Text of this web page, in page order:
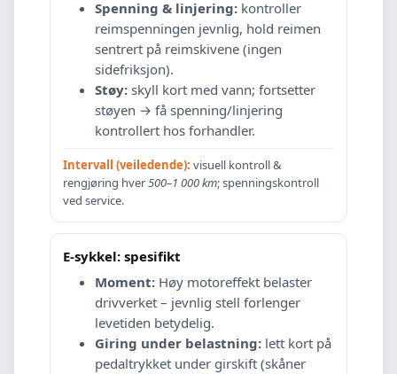
Spenning & linjering: kontroller
reimspenningen jevnlig, hold reimen
sentrert på reimskivene (ingen
sidefriksjon).
Støy: skyll kort med vann; fortsetter
støyen → få spenning/linjering
kontrollert hos forhandler.
Intervall (veiledende): visuell kontroll &
rengjøring hver500–1 000 km; spenningskontroll
ved service.
E-sykkel: spesifikt
Moment: Høy motoreffekt belaster
drivverket – jevnlig stell forlenger
levetiden betydelig.
Giring under belastning: lett kort på
pedaltrykket under girskift (skåner